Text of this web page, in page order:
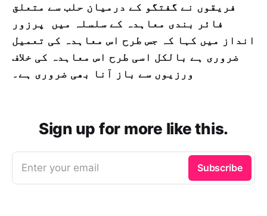
فریقوں نے گفتگو کے درمیان حلب سے متعلق
فائر بندی معاہدہ کے سلسلہ میں پرزور
انداز میں کہا کہ جس طرح اس معاہدہ کی تعمیل
ضروری ہے بالکل اسی طرح اس معاہدہ کی خلاف
ورزیوں سے باز آنا بھی ضروری ہے۔
Sign up for more like this.
Enter your email Subscribe